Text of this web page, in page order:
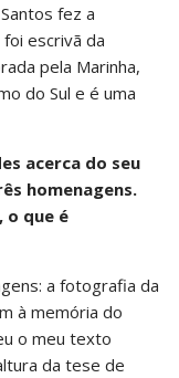
fez a
escrivã da
pela Marinha,
do Sul e é uma
acerca do seu
homenagens.
o que é
a fotografia da
à memória do
o meu texto
da tese de